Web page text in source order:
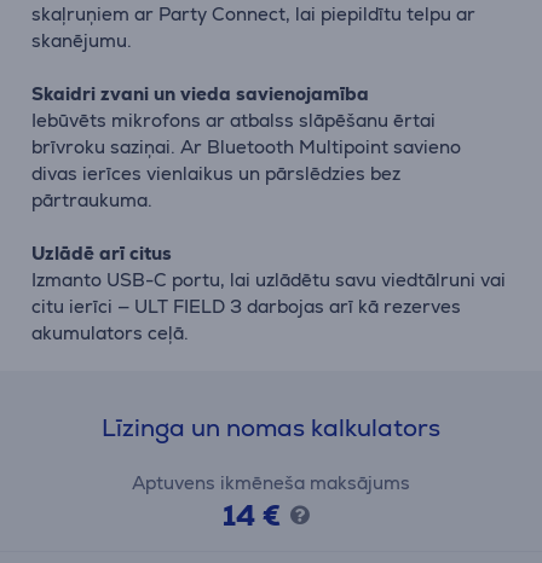
skaļruņiem ar Party Connect, lai piepildītu telpu ar
skanējumu.
Skaidri zvani un vieda savienojamība
Iebūvēts mikrofons ar atbalss slāpēšanu ērtai
brīvroku saziņai. Ar Bluetooth Multipoint savieno
divas ierīces vienlaikus un pārslēdzies bez
pārtraukuma.
Uzlādē arī citus
Izmanto USB-C portu, lai uzlādētu savu viedtālruni vai
citu ierīci — ULT FIELD 3 darbojas arī kā rezerves
akumulators ceļā.
Līzinga un nomas kalkulators
Aptuvens ikmēneša maksājums
14 €